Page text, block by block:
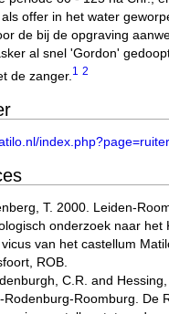
offer in het water
de bij de opgraving
al snel 'Gordon'
de zanger. 1 2
T. 2000. Leiden-
onderzoek naar het
van het castellum
ROB.
C.R. and
Rodenburg-Roomburg. De